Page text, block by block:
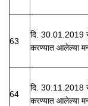
63
दि. 30.01.2019
करण्यात आलेल्या
64
दि. 30.11.2018
करण्यात आलेल्या